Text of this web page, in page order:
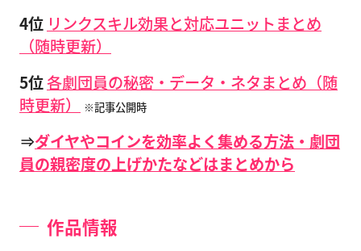
4位 リンクスキル効果と対応ユニットまとめ
（随時更新）
5位各劇団員の秘密・データ・ネタまとめ（随
時更新）
※記事公開時
⇒ダイヤやコインを効率よく集める方法・劇団
員の親密度の上げかたなどはまとめから
作品情報